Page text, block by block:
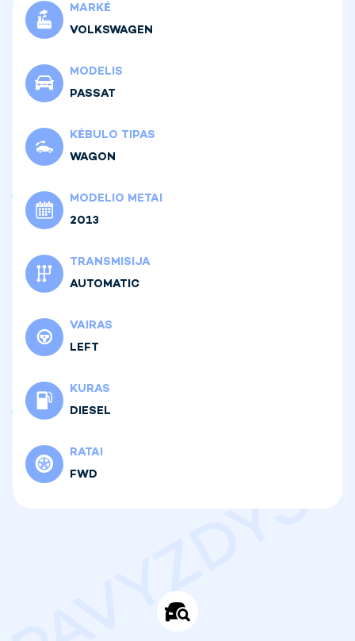
MARKĖ
VOLKSWAGEN
MODELIS
PASSAT
KĖBULO TIPAS
WAGON
MODELIO METAI
2013
TRANSMISIJA
AUTOMATIC
VAIRAS
LEFT
KURAS
DIESEL
RATAI
FWD